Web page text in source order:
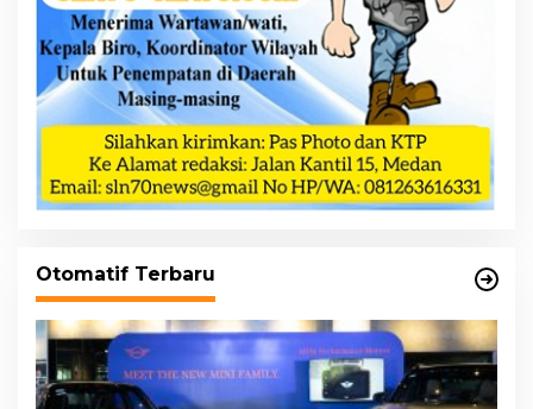
Otomatif Terbaru